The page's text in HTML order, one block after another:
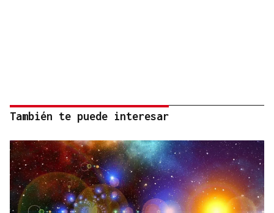
También te puede interesar